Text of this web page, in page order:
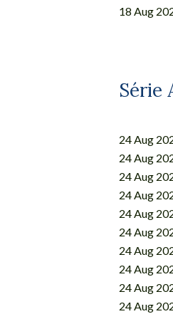
18 Aug
Série
24 Aug
24 Aug
24 Aug
24 Aug
24 Aug
24 Aug
24 Aug
24 Aug
24 Aug
24 Aug